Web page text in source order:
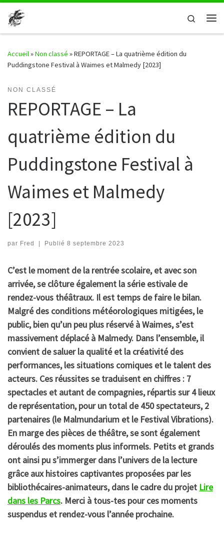
Passer au contenu
Search
Accueil»Non classé »REPORTAGE – La quatrième édition du
Puddingstone Festival à Waimes et Malmedy [2023]
NON CLASSÉ
REPORTAGE – La
quatrième édition du
Puddingstone Festival à
Waimes et Malmedy
[2023]
par Fred | Publié 8 septembre 2023
C’est le moment de la rentrée scolaire, et avec son
arrivée, se clôture également la série estivale de
rendez-vous théâtraux. Il est temps de faire le bilan.
Malgré des conditions météorologiques mitigées, le
public, bien qu’un peu plus réservé à Waimes, s’est
massivement déplacé à Malmedy. Dans l’ensemble, il
convient de saluer la qualité et la créativité des
performances, les situations comiques et le talent des
acteurs. Ces réussites se traduisent en chiffres : 7
spectacles et autant de compagnies, répartis sur 4 lieux
de représentation, pour un total de 450 spectateurs, 2
partenaires (le Malmundarium et le Festival Vibrations).
En marge des pièces de théâtre, se sont également
déroulés des moments plus informels. Petits et grands
ont ainsi pu s’immerger dans l’univers de la lecture
grâce aux histoires captivantes proposées par les
bibliothécaires-animateurs, dans le cadre du projet Lire
dans les Parcs. Merci à tous-tes pour ces moments
suspendus et rendez-vous l’année prochaine.